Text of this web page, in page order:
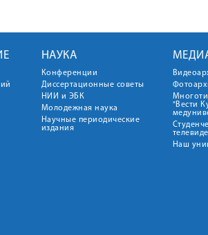
НАУКА
Конференции
Диссертационные советы
НИИ и ЭБК
Молодежная наука
Научные периодические
издания
"Вести
Наш